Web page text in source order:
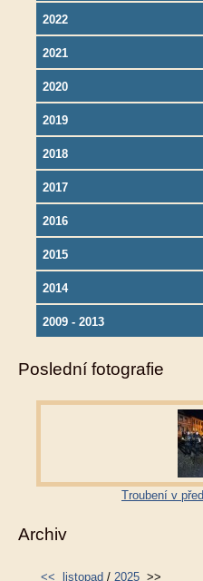
2022
2021
2020
2019
2018
2017
2016
2015
2014
2009 - 2013
Poslední fotografie
Troubení v
Archiv
<< listopad / 2025 >>